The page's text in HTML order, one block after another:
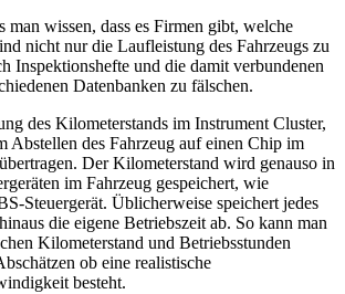
man wissen, dass es Firmen gibt, welche
nicht nur die Laufleistung des Fahrzeugs zu
Inspektionshefte und die damit verbundenen
Datenbanken zu fälschen.
des Kilometerstands im Instrument Cluster,
Abstellen des Fahrzeug auf einen Chip im
Der Kilometerstand wird genauso in
im Fahrzeug gespeichert, wie
Steuergerät. Üblicherweise speichert jedes
die eigene Betriebszeit ab. So kann man
Kilometerstand und Betriebsstunden
ob eine realistische
besteht.